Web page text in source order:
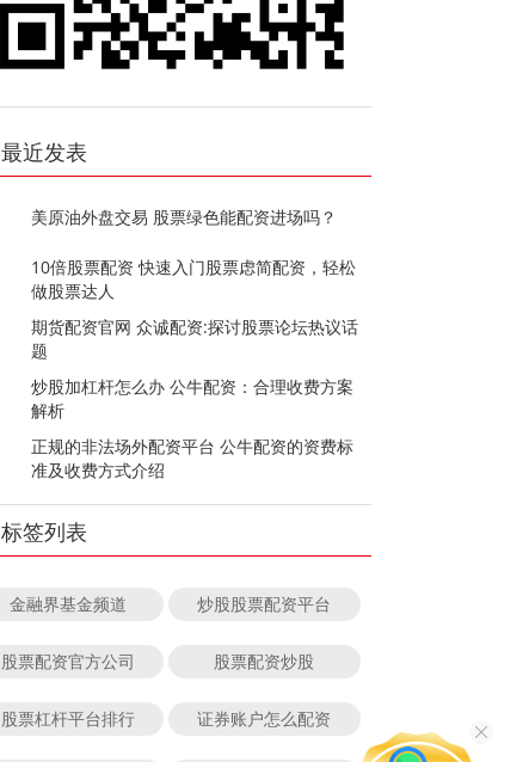
最近发表
美原油外盘交易 股票绿色能配资进场吗？
10倍股票配资 快速入门股票虑简配资，轻松
做股票达人
期货配资官网 众诚配资:探讨股票论坛热议话
题
炒股加杠杆怎么办 公牛配资：合理收费方案
解析
正规的非法场外配资平台 公牛配资的资费标
准及收费方式介绍
标签列表
金融界基金频道 炒股股票配资平台
股票配资官方公司 股票配资炒股
股票杠杆平台排行 证券账户怎么配资